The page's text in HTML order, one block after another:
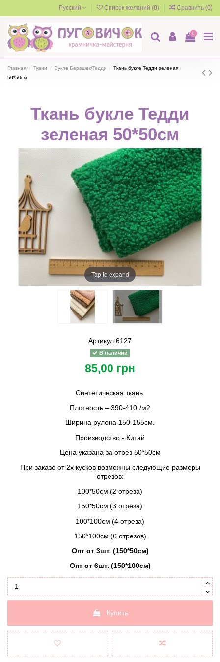
Русский Список желаний (0) Сравнить (0)
0
Главная Ткани Букле Барашек/Тедди
Ткань букле Тедди зеленая
50*50см
Ткань букле Тедди
зеленая 50*50см
Tap to expand
Артикул 6127
В наличии
85,00 грн
Синтетическая ткань.
Плотность – 390-410г/м2
Ширина рулона 150-155см.
Производство - Китай
Цена указана за отрез 50*50см
При заказе от 2х кусков возможны следующие размеры
отрезов:
100*50см (2 отреза)
150*50см (3 отреза)
100*100см (4 отреза)
150*100см (6 отрезов)
Опт от 3шт. (150*50см)
Опт от 6шт. (150*100см)
Купить